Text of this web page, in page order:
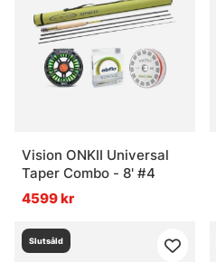
Vision ONKII Universal
Taper Combo - 8' #4
4599 kr
Slutsåld